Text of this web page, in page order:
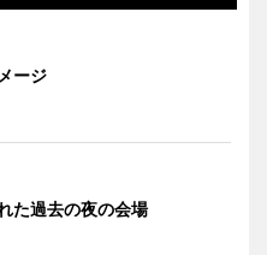
ージ
た過去の夜の会場